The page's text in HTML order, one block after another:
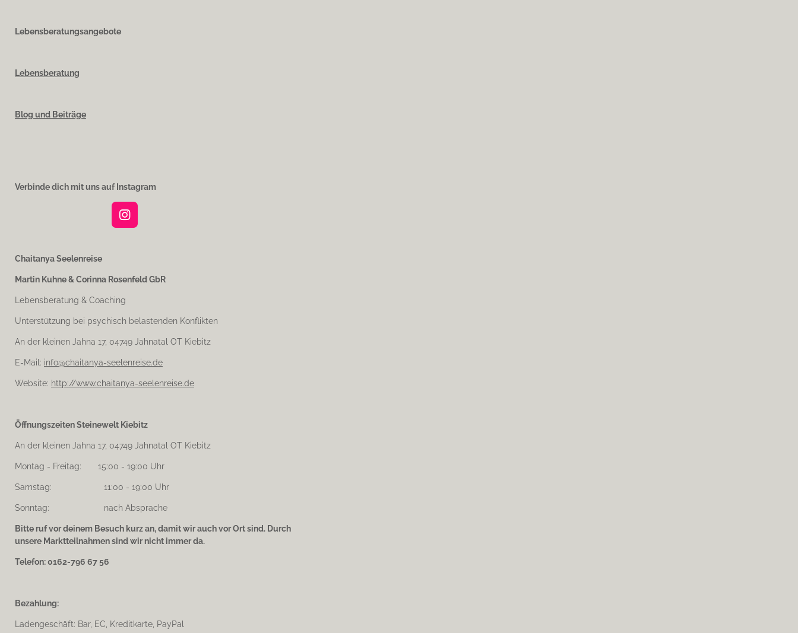
Lebensberatungsangebote
Lebensberatung
Blog und Beiträge
Verbinde dich mit uns auf Instagram
I
g
a
m
Chaitanya Seelenreise
Martin Kuhne & Corinna Rosenfeld GbR
Lebensberatung & Coaching
Unterstützung bei psychisch belastenden Konflikten
An der kleinen Jahna 17, 04749 Jahnatal OT Kiebitz
E-Mail: info@chaitanya-seelenreise.de
Website: http://www.chaitanya-seelenreise.de
Öffnungszeiten Steinewelt Kiebitz
An der kleinen Jahna 17, 04749 Jahnatal OT Kiebitz
Montag - Freitag: 15:00 - 19:00 Uhr
Samstag: 11:00 - 19:00 Uhr
Sonntag: nach Absprache
Bitte ruf vor deinem Besuch kurz an, damit wir auch vor Ort sind. Durch
unsere Marktteilnahmen sind wir nicht immer da.
Telefon: 0162-796 67 56
Bezahlung:
Ladengeschäft: Bar, EC, Kreditkarte, PayPal